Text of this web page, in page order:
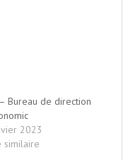
Bureau de direction
2023
similaire